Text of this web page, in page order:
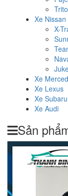
Xe Nissan
X-
Xe
Xe Lexus
Xe Subaru
Xe Audi
Sản